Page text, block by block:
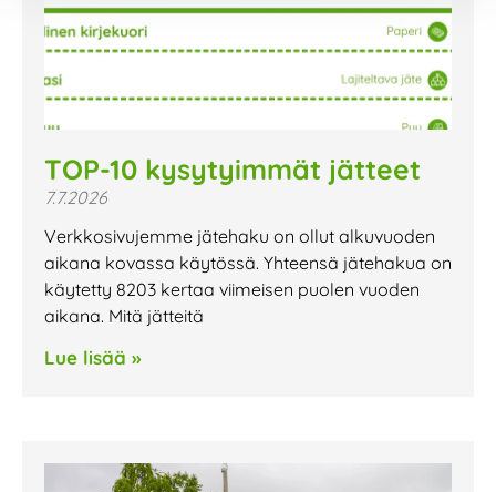
TOP-10 kysytyimmät jätteet
7.7.2026
Verkkosivujemme jätehaku on ollut alkuvuoden
aikana kovassa käytössä. Yhteensä jätehakua on
käytetty 8203 kertaa viimeisen puolen vuoden
aikana. Mitä jätteitä
Lue lisää »